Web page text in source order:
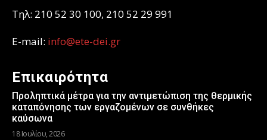
Τηλ: 210 52 30 100, 210 52 29 991
E-mail: info@ete-dei.gr
Επικαιρότητα
Προληπτικά μέτρα για την αντιμετώπιση της θερμικής
καταπόνησης των εργαζομένων σε συνθήκες
καύσωνα
18 Ιουλίου, 2026